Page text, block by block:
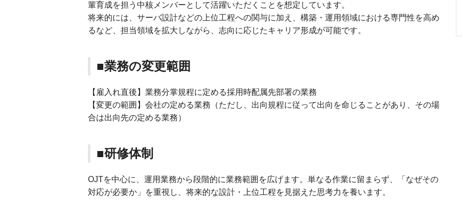
輩育成を担う中核メンバーとして活躍いただくことを想定しています。
将来的には、サーバ設計などの上位工程への関与に加え、構築・運用領域における専門性を高め
るなど、担当領域を拡大しながら、志向に応じたキャリア形成が可能です。
■業務の変更範囲
【雇入れ直後】業務分掌規程に定める採用時配属先部署の業務
【変更の範囲】会社の定める業務（ただし、出向規程に従って出向を命じることがあり、その場
合は出向先の定める業務）
■研修体制
OJTを中心に、運用業務から段階的に業務範囲を広げます。単なる作業に留まらず、「なぜその
対応が必要か」を重視し、将来的な設計・上位工程を見据えた思考力を養います。